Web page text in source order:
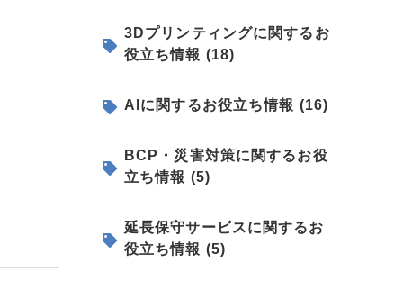
3Dプリンティングに関するお
役立ち情報 (18)
AIに関するお役立ち情報 (16)
BCP・災害対策に関するお役
立ち情報 (5)
延長保守サービスに関するお
役立ち情報 (5)